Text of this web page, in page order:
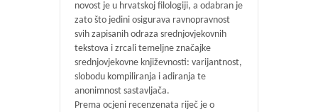
novost je u hrvatskoj filologiji, a odabran je
zato što jedini osigurava ravnopravnost
svih zapisanih odraza srednjovjekovnih
tekstova i zrcali temeljne značajke
srednjovjekovne književnosti: varijantnost,
slobodu kompiliranja i adiranja te
anonimnost sastavljača.
Prema ocjeni recenzenata riječ je o